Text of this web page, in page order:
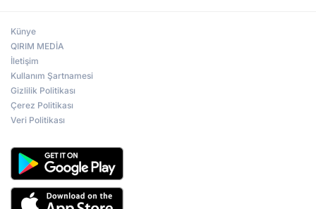
Künye
QIRIM MEDİA
İletişim
Kullanım Şartnamesi
Gizlilik Politikası
Çerez Politikası
Veri Politikası